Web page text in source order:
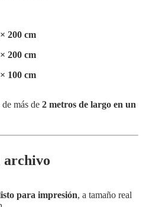
200 cm
200 cm
100 cm
más de 2 metros de largo en un
archivo
para impresión, a tamaño real